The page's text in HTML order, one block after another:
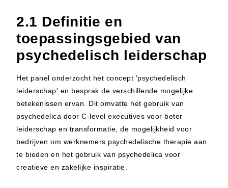
2.1 Definitie en
toepassingsgebied van
psychedelisch leiderschap
Het panel onderzocht het concept 'psychedelisch
leiderschap' en besprak de verschillende mogelijke
betekenissen ervan. Dit omvatte het gebruik van
psychedelica door C-level executives voor beter
leiderschap en transformatie, de mogelijkheid voor
bedrijven om werknemers psychedelische therapie aan
te bieden en het gebruik van psychedelica voor
creatieve en zakelijke inspiratie.